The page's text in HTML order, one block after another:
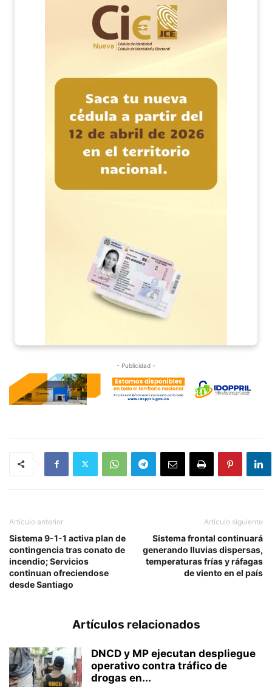
- Publicidad -
Artículo anterior
Sistema 9-1-1 activa plan de
contingencia tras conato de
incendio; Servicios
continuan ofreciendose
desde Santiago
Artículo siguiente
Sistema frontal continuará
generando lluvias dispersas,
temperaturas frías y ráfagas
de viento en el país
Artículos relacionados
DNCD y MP ejecutan despliegue
operativo contra tráfico de
drogas en...